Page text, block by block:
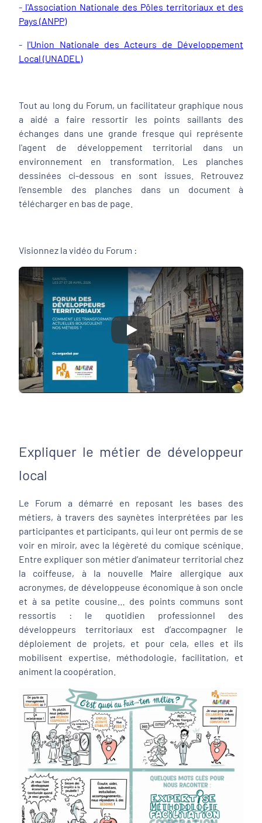
- l'Association Nationale des Pôles territoriaux et des
Pays (ANPP)
- l'Union Nationale des Acteurs de Développement
Local (UNADEL)
Tout au long du Forum, un facilitateur graphique nous
a aidé a faire ressortir les points saillants des
échanges dans une grande fresque qui représente
l'agent de développement territorial dans un
environnement en transformation. Les planches
dessinées ci-dessous en sont issues. Retrouvez
l'ensemble des planches dans un document à
télécharger en bas de page.
Visionnez la vidéo du Forum :
Play
Expliquer le métier de développeur
local
Le Forum a démarré en reposant les bases des
métiers, à travers des saynètes interprétées par les
participantes et participants, qui leur ont permis de se
voir en miroir, avec la légèreté du comique scénique.
Entre expliquer son métier d’animateur territorial chez
la coiffeuse, à la nouvelle Maire allergique aux
acronymes, de développeuse économique à son oncle
et à sa petite cousine… des points communs sont
ressortis : le quotidien professionnel des
développeurs territoriaux est d’accompagner le
déploiement de projets, et pour cela, elles et ils
mobilisent expertise, méthodologie, facilitation, et
animent la coopération.